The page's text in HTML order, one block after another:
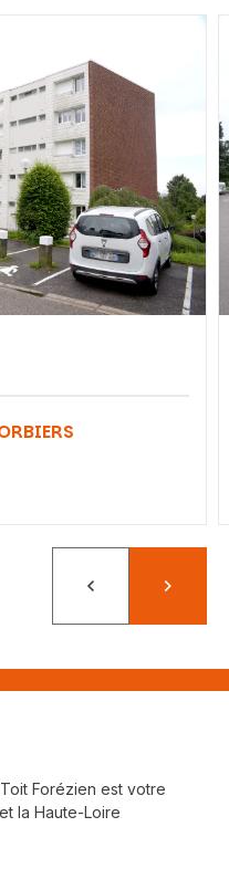
PrécédentSuivant
Forézien est votre
la Haute-Loire